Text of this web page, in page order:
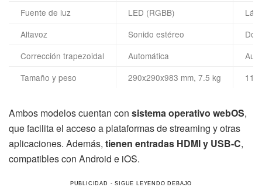
Fuente de luz
LED (RGBB)
Altavoz
Sonido estéreo
Corrección trapezoidal
Automática
Tamaño y peso
290x290x983 mm, 7.5 kg
Ambos modelos cuentan con sistema operativo webOS,
que facilita el acceso a plataformas de streaming y otras
aplicaciones. Además, tienen entradas HDMI y USB-C,
compatibles con Android e iOS.